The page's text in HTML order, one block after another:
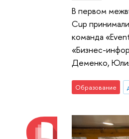
В первом
Cup
команда
«Бизнес-
Деменко,
Образование